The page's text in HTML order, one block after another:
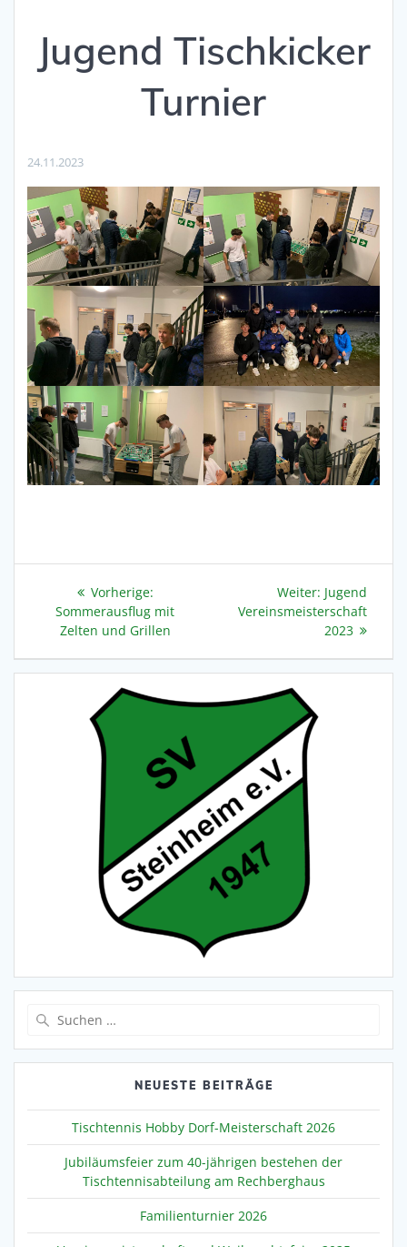
Jugend Tischkicker
Turnier
24.11.2023
Beitragsnavigation
Vorherige:Vorheriger
Beitrag:
Sommerausflug mit
Zelten und Grillen
Weiter: Nächster
Beitrag:
Jugend
Vereinsmeisterschaft
2023
NEUESTE BEITRÄGE
Tischtennis Hobby Dorf-Meisterschaft 2026
Jubiläumsfeier zum 40-jährigen bestehen der
Tischtennisabteilung am Rechberghaus
Familienturnier 2026